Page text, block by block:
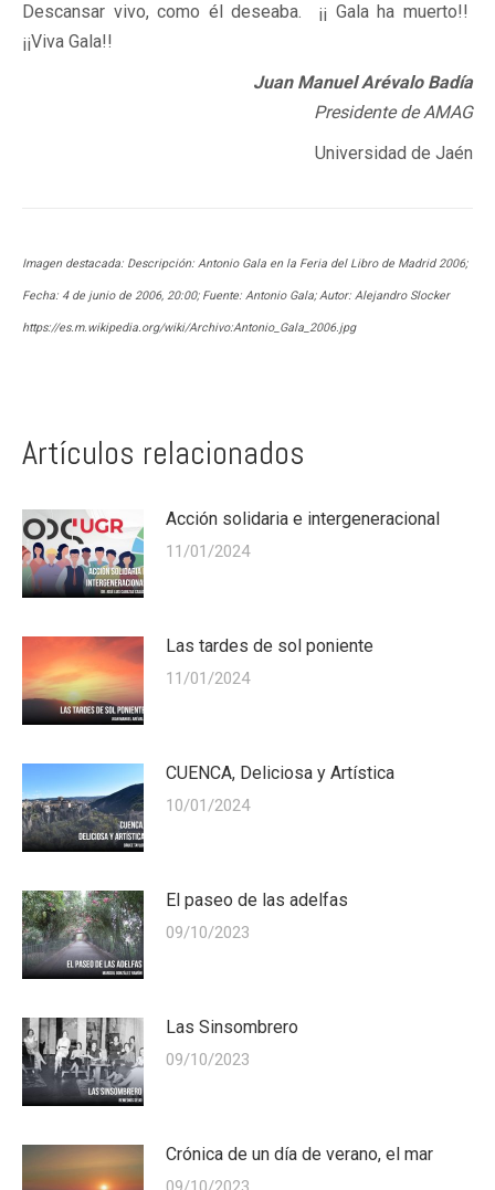
Descansar vivo, como él deseaba. ¡¡ Gala ha muerto!!
¡¡Viva Gala!!
Juan Manuel Arévalo Badía
Presidente de AMAG
Universidad de Jaén
Imagen destacada: Descripción: Antonio Gala en la Feria del Libro de Madrid 2006;
Fecha: 4 de junio de 2006, 20:00; Fuente: Antonio Gala;Autor: Alejandro Slocker
https://es.m.wikipedia.org/wiki/Archivo:Antonio_Gala_2006.jpg
Artículos relacionados
Acción solidaria e intergeneracional
11/01/2024
Las tardes de sol poniente
11/01/2024
CUENCA, Deliciosa y Artística
10/01/2024
El paseo de las adelfas
09/10/2023
Las Sinsombrero
09/10/2023
Crónica de un día de verano, el mar